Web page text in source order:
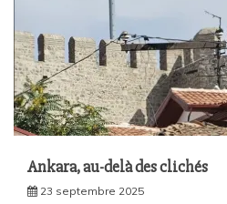
Ankara, au-delà des clichés
23 septembre 2025